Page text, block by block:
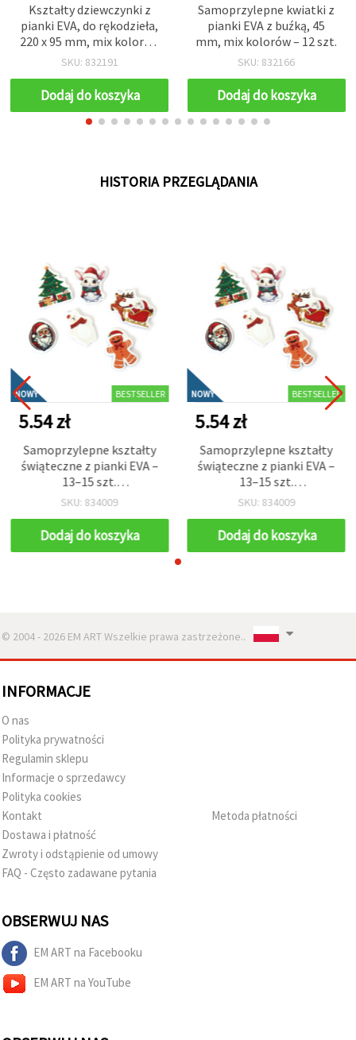
Kształty dziewczynki z
pianki EVA, do rękodzieła,
220 x 95 mm, mix kolorów
– 12 szt.
SKU: 832191
Dodaj do koszyka
Samoprzylepne kwiatki z
pianki EVA z buźką, 45
mm, mix kolorów – 12 szt.
SKU: 832166
Dodaj do koszyka
HISTORIA PRZEGLĄDANIA
NOWY BESTSELLER
5.54 zł
Samoprzylepne kształty
świąteczne z pianki EVA –
13–15 szt.
(32~54x32~50x2,5 mm) –
prac plastycznych i
rękodzieła DIY, dekoracji,
SKU: 834009
Dodaj do koszyka
NOWY BESTSELLER
5.54 zł
Samoprzylepne kształty
świąteczne z pianki EVA –
13–15 szt.
(32~54x32~50x2,5 mm) –
prac plastycznych i
rękodzieła DIY, dekoracji,
SKU: 834009
Dodaj do koszyka
© 2004 - 2026 EM ART Wszelkie prawa zastrzeżone..
INFORMACJE
O nas
Polityka prywatności
Regulamin sklepu
Informacje o sprzedawcy
Polityka cookies
Kontakt
Dostawa i płatność
Zwroty i odstąpienie od umowy
FAQ - Często zadawane pytania
Metoda płatności
OBSERWUJ NAS
EM ART na Facebooku
EM ART na YouTube